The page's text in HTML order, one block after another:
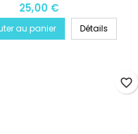
25,00 €
au panier Détails
favorite_border